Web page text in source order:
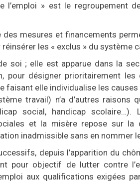
» est le regroupement
des mesures et financements
les « exclus » du système
soi ; elle est apparue dans la
pour désigner prioritairement
faisant elle individualise les causes
travail) n’a d’autres raisons
social, handicap
et la misère repose sur la
inadmissible sans en nommer
depuis l’apparition du
pour objectif de lutter contre
aux qualifications exigées